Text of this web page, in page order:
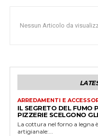
Nessun Articolo da
ARREDAMENTI E
IL SEGRETO DEL FUMO
PIZZERIE SCELGONO
La cottura nel forno a legna
artigianale:...